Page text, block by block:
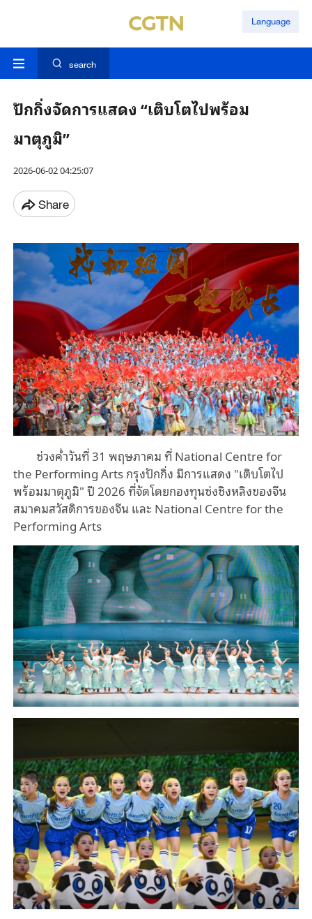
Language
search
ปักกิ่งจัดการแสดง “เติบโตไปพร้อม
มาตุภูมิ”
2026-06-02 04:25:07
Share
ช่วงค่ำวันที่ 31 พฤษภาคม ที่ National Centre for
the Performing Arts กรุงปักกิ่ง มีการแสดง "เติบโตไป
พร้อมมาตุภูมิ" ปี 2026 ที่จัดโดยกองทุนซ่งชิงหลิงของจีน
สมาคมสวัสดิการของจีน และ National Centre for the
Performing Arts